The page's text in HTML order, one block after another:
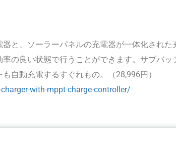
と、ソーラーパネルの充電器が一体化された
の良い状態で行うことができます。サブバッ
自動充電するすぐれもの。（28,996円）
with-mppt-charge-controller/